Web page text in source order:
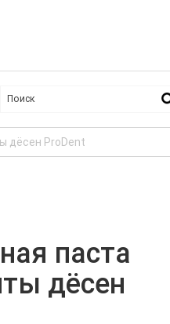
дёсен ProDent
паста
дёсен